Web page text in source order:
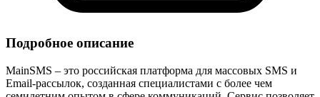
Подробное описание
MainSMS – это российская платформа для массовых SMS и
Email‑рассылок, созданная специалистами с более чем